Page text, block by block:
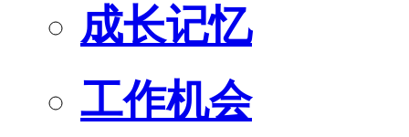
成长记忆
工作机会